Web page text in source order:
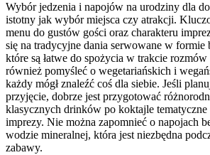
Wybór jedzenia i napojów na urodziny dla
istotny jak wybór miejsca czy atrakcji.
menu do gustów gości oraz charakteru
się na tradycyjne dania serwowane w
które są łatwe do spożycia w trakcie
również pomyśleć o wegetariańskich i
każdy mógł znaleźć coś dla siebie. Jeśli
przyjęcie, dobrze jest przygotować
klasycznych drinków po koktajle
imprezy. Nie można zapomnieć o napojach
wodzie mineralnej, która jest niezbędna
zabawy.